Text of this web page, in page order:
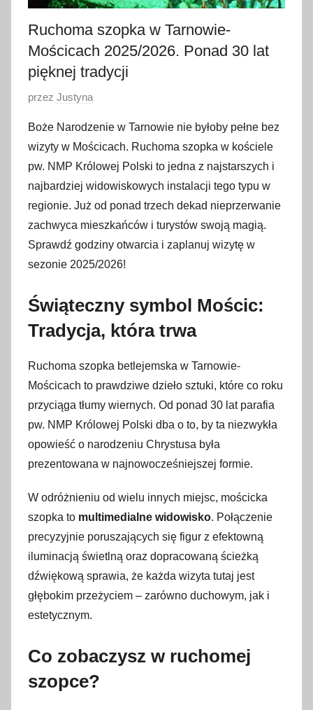
Ruchoma szopka w Tarnowie-
Mościcach 2025/2026. Ponad 30 lat
pięknej tradycji
O
u
b
l
i
k
o
w
a
o
2
r
u
d
n
i
a
0
2
1
przez Justyna
Boże Narodzenie w Tarnowie nie byłoby pełne bez
wizyty w Mościcach. Ruchoma szopka w kościele
pw. NMP Królowej Polski to jedna z najstarszych i
najbardziej widowiskowych instalacji tego typu w
regionie. Już od ponad trzech dekad nieprzerwanie
zachwyca mieszkańców i turystów swoją magią.
Sprawdź godziny otwarcia i zaplanuj wizytę w
sezonie 2025/2026!
Świąteczny symbol Mościc:
Tradycja, która trwa
Ruchoma szopka betlejemska w Tarnowie-
Mościcach to prawdziwe dzieło sztuki, które co roku
przyciąga tłumy wiernych. Od ponad 30 lat parafia
pw. NMP Królowej Polski dba o to, by ta niezwykła
opowieść o narodzeniu Chrystusa była
prezentowana w najnowocześniejszej formie.
W odróżnieniu od wielu innych miejsc, mościcka
szopka to multimedialne widowisko. Połączenie
precyzyjnie poruszających się figur z efektowną
iluminacją świetlną oraz dopracowaną ścieżką
dźwiękową sprawia, że każda wizyta tutaj jest
głębokim przeżyciem – zarówno duchowym, jak i
estetycznym.
Co zobaczysz w ruchomej
szopce?